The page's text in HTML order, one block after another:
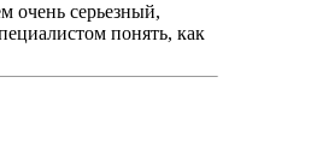
очень серьезный,
понять, как